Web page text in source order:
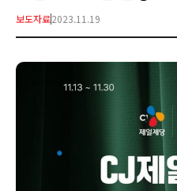
보도자료2023.11.19